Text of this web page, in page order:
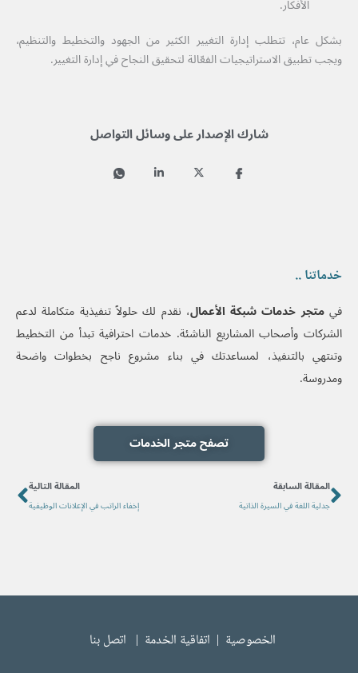
الأفكار.
بشكل عام، تتطلب إدارة التغيير الكثير من الجهود والتخطيط والتنظيم،
ويجب تطبيق الاستراتيجيات الفعّالة لتحقيق النجاح في إدارة التغيير.
شارك الإصدار على وسائل التواصل
خدماتنا ..
فيمتجر خدمات شبكة الأعمال، نقدم لك حلولاً تنفيذية متكاملة لدعم
الشركات وأصحاب المشاريع الناشئة. خدمات احترافية تبدأ من التخطيط
وتنتهي بالتنفيذ، لمساعدتك في بناء مشروع ناجح بخطوات واضحة
ومدروسة.
تصفح متجر الخدمات
Prev
المقالة السابقة
جدلية اللغة في السيرة الذاتية
المقالة التالية
إخفاء الراتب في الإعلانات الوظيفية
الخصوصية | اتفاقية الخدمة | اتصل بنا